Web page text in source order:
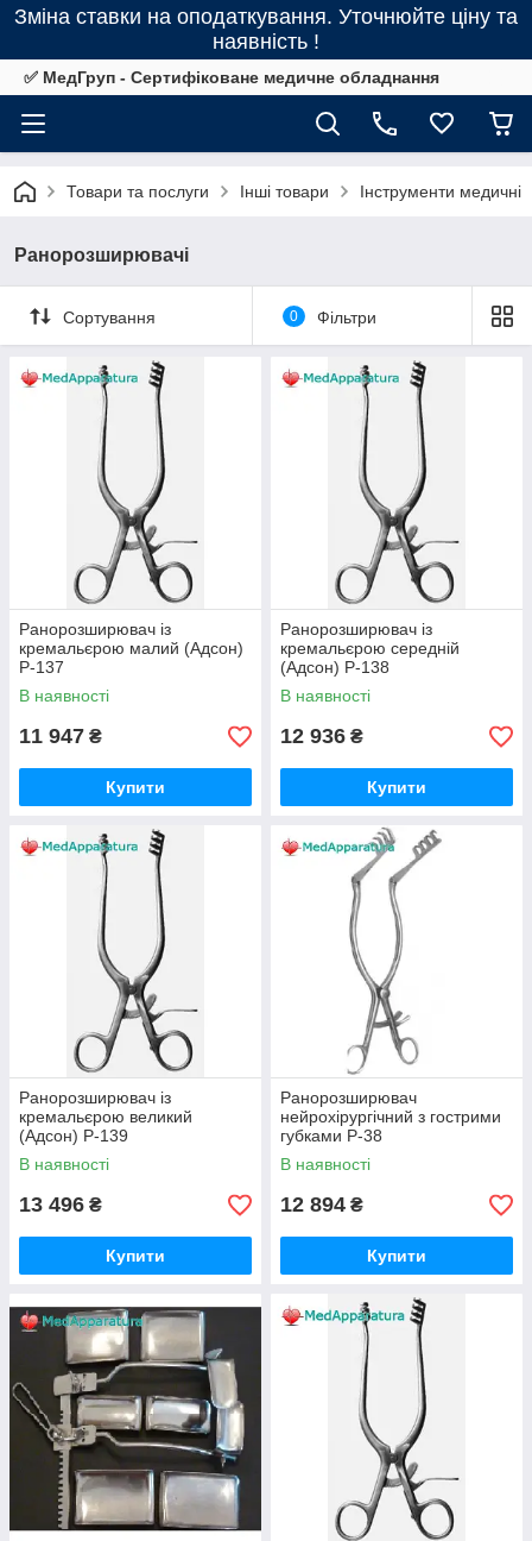
Зміна ставки на оподаткування. Уточнюйте ціну та
наявність !
✅ МедГруп - Сертифіковане медичне обладнання
Товари та послуги Інші товари Інструменти медичні
Ранорозширювачі
Сортування 0 Фільтри
Ранорозширювач із
кремальєрою малий (Адсон)
Р-137
В наявності
11 947 ₴
Купити
Ранорозширювач із
кремальєрою середній
(Адсон) Р-138
В наявності
12 936 ₴
Купити
Ранорозширювач із
кремальєрою великий
(Адсон) Р-139
В наявності
13 496 ₴
Купити
Ранорозширювач
нейрохірургічний з гострими
губками Р-38
В наявності
12 894 ₴
Купити